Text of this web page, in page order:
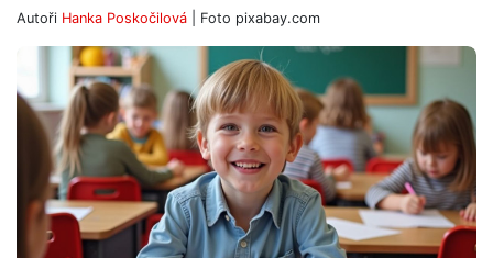
Autoři Hanka Poskočilová | Foto pixabay.com